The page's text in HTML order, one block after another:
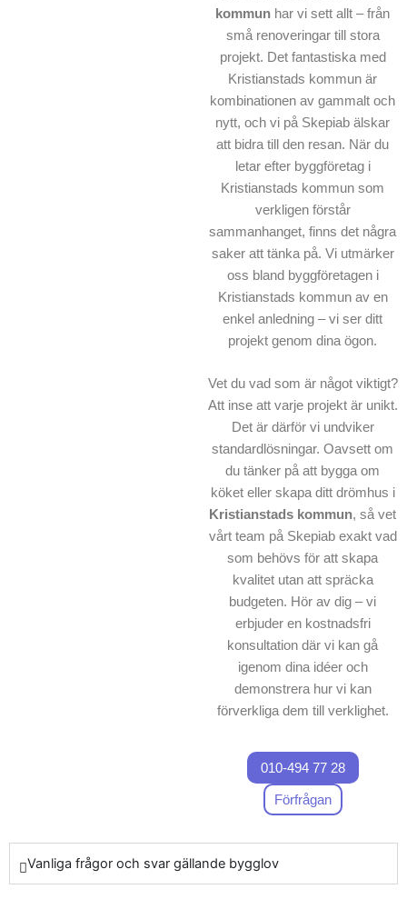
kommun har vi sett allt – från
små renoveringar till stora
projekt. Det fantastiska med
Kristianstads kommun är
kombinationen av gammalt och
nytt, och vi på Skepiab älskar
att bidra till den resan. När du
letar efter byggföretag i
Kristianstads kommun som
verkligen förstår
sammanhanget, finns det några
saker att tänka på. Vi utmärker
oss bland byggföretagen i
Kristianstads kommun av en
enkel anledning – vi ser ditt
projekt genom dina ögon.
Vet du vad som är något viktigt?
Att inse att varje projekt är unikt.
Det är därför vi undviker
standardlösningar. Oavsett om
du tänker på att bygga om
köket eller skapa ditt drömhus i
Kristianstads kommun, så vet
vårt team på Skepiab exakt vad
som behövs för att skapa
kvalitet utan att spräcka
budgeten. Hör av dig – vi
erbjuder en kostnadsfri
konsultation där vi kan gå
igenom dina idéer och
demonstrera hur vi kan
förverkliga dem till verklighet.
010-494 77 28
Förfrågan
Vanliga frågor och svar gällande bygglov